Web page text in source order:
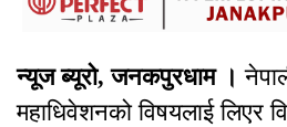
न्यूज ब्यूरो, जनकपुरधाम ।
महाधिवेशनको विषयलाई लिएर